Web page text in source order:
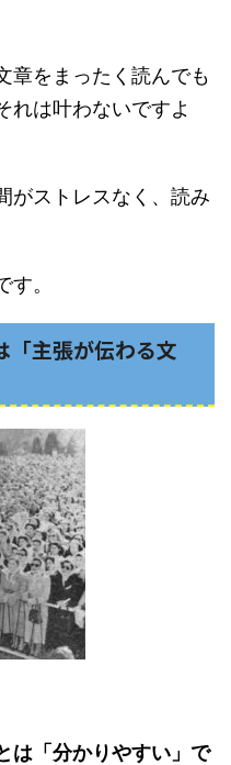
章をまったく読んでも
れは叶わないですよ
がストレスなく、読み
。
「主張が伝わる文
は「分かりやすい」で